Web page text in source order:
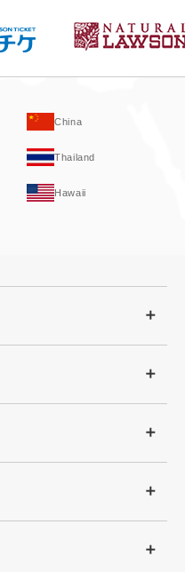
China
Thailand
Hawaii